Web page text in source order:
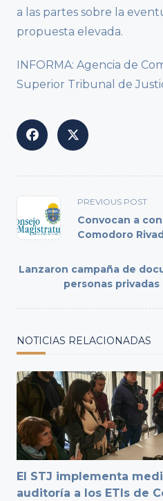
a las partes sobre la
propuesta elevada.
INFORMA: Agencia de
Superior Tribunal de
<span
class="nav-
subtitle
reader-
text">Page</span>
PREVIOUS POST
Convocan a
Comodoro
Lanzaron campaña de
personas
NOTICIAS RELACIONADAS
El STJ implementa
auditoría a los ETIs de